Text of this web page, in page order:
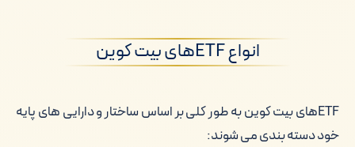
انواع ETFهای بیت کوین
ETFهای بیت کوین به طور کلی بر اساس ساختار و دارایی های پایه
خود دسته بندی می شوند: